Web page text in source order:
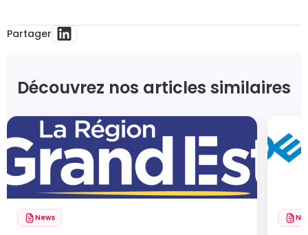
Partager
Découvrez nos articles similaires
News